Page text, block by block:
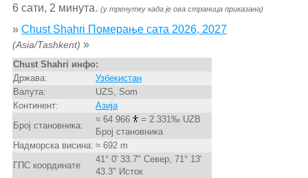
6 сати, 2 минута. (у тренутку када је ова страница приказана)
» Chust Shahri Померање сата 2026, 2027
(Asia/Tashkent) »
Chust Shahri инфо:
Држава:
Узбекистан
Валута:
UZS, Som
Континент:
Азија
Број становника:
≈ 64 966
= 2.331‰ UZB
Број становника
Надморска висина: ≈ 692 m
ГПС координате
41° 0' 33.7" Север, 71° 13'
43.3" Исток